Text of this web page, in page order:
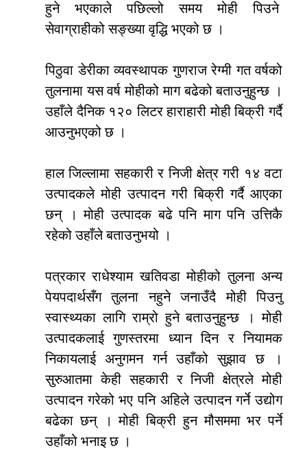
हुने भएकाले पछिल्लो समय मोही पिउने
सेवाग्राहीको सङ्ख्या वृद्धि भएको छ ।
पिठुवा डेरीका व्यवस्थापक गुणराज रेग्मी गत वर्षको
तुलनामा यस वर्ष मोहीको माग बढेको बताउनुहुन्छ ।
उहाँले दैनिक १२० लिटर हाराहारी मोही बिक्री गर्दै
आउनुभएको छ ।
हाल जिल्लामा सहकारी र निजी क्षेत्र गरी १४ वटा
उत्पादकले मोही उत्पादन गरी बिक्री गर्दै आएका
छन् । मोही उत्पादक बढे पनि माग पनि उत्तिकै
रहेको उहाँले बताउनुभयो ।
पत्रकार राधेश्याम खतिवडा मोहीको तुलना अन्य
पेयपदार्थसँग तुलना नहुने जनाउँदै मोही पिउनु
स्वास्थ्यका लागि राम्रो हुने बताउनुहुन्छ । मोही
उत्पादकलाई गुणस्तरमा ध्यान दिन र नियामक
निकायलाई अनुगमन गर्न उहाँको सुझाव छ ।
सुरुआतमा केही सहकारी र निजी क्षेत्रले मोही
उत्पादन गरेको भए पनि अहिले उत्पादन गर्ने उद्योग
बढेका छन् । मोही बिक्री हुन मौसममा भर पर्ने
उहाँको भनाइ छ ।